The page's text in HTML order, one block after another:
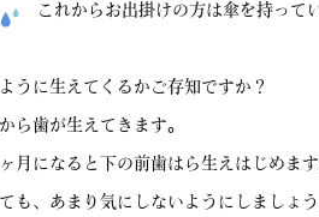
これからお出掛けの方は傘を持って
うに生えてくるかご存知ですか？
ら歯が生えてきます。
月になると下の前歯はら生えはじめま
も、あまり気にしないようにしましょう